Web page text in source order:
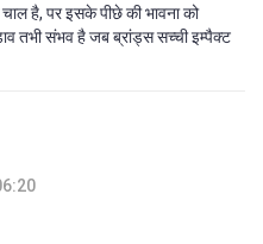
चाल है, पर इसके पीछे की भावना को
तभी संभव है जब ब्रांड्स सच्ची इम्पैक्ट